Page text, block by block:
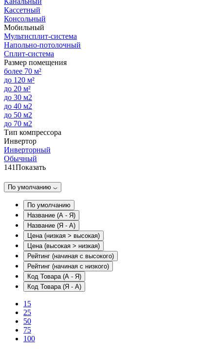
Кассетный
Консольный
Мобильный
Мультисплит-система
Напольно-потолочный
Сплит-система
Размер помещения
более 70 м²
до 120 м²
до 20 м²
до 30 м2
до 40 м2
до 50 м2
до 70 м2
Тип компрессора
Инвертор
Инверторный
Обычный
141Показать
По умолчанию
По умолчанию
Название (А - Я)
Название (Я - А)
Цена (низкая > высокая)
Цена (высокая > низкая)
Рейтинг (начиная с высокого)
Рейтинг (начиная с низкого)
Код Товара (А - Я)
Код Товара (Я - А)
15
25
50
75
100